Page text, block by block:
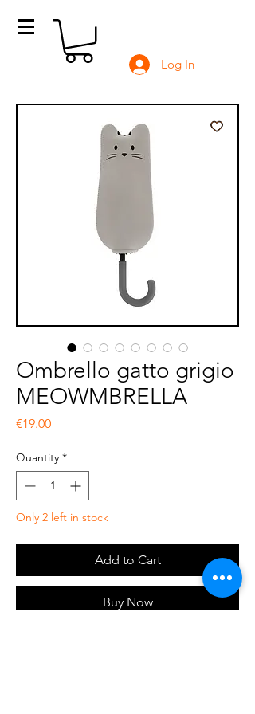
Log In
Ombrello gatto grigio
MEOWMBRELLA
€19.00Price
Quantity *
Only 2 left in stock
Add to Cart
Buy Now